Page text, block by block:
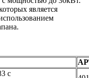
является
с